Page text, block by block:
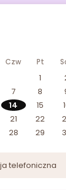
Czw Pt
1
7 8
14 15
21 22
28 29
telefoniczna